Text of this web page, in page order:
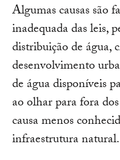
Algumas causas são
inadequada das leis,
distribuição de água,
desenvolvimento
de água disponíveis
ao olhar para fora
causa menos
infraestrutura natural.